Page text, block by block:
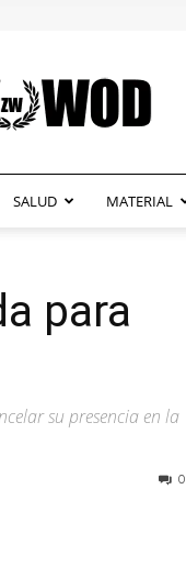
ZonaWOD
SALUD MATERIAL
para
su presencia en la
0